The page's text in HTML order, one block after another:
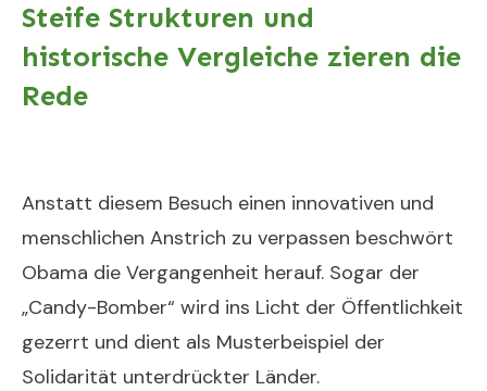
Steife Strukturen und
historische Vergleiche zieren die
Rede
Anstatt diesem Besuch einen innovativen und
menschlichen Anstrich zu verpassen beschwört
Obama die Vergangenheit herauf. Sogar der
„Candy-Bomber“ wird ins Licht der Öffentlichkeit
gezerrt und dient als Musterbeispiel der
Solidarität unterdrückter Länder.